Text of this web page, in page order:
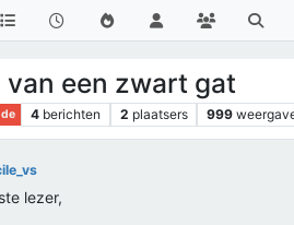
van een zwart gat
4 berichten 2 plaatsers 999
lezer,